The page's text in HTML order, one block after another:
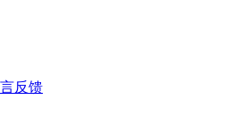
反馈